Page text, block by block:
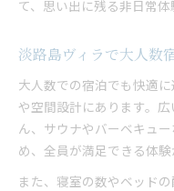
て、思い出に残る非日常体
淡路島ヴィラで大人数
大人数での宿泊でも快適
や空間設計にあります。
ん、サウナやバーベキュ
め、全員が満足できる体験
また、寝室の数やベッド